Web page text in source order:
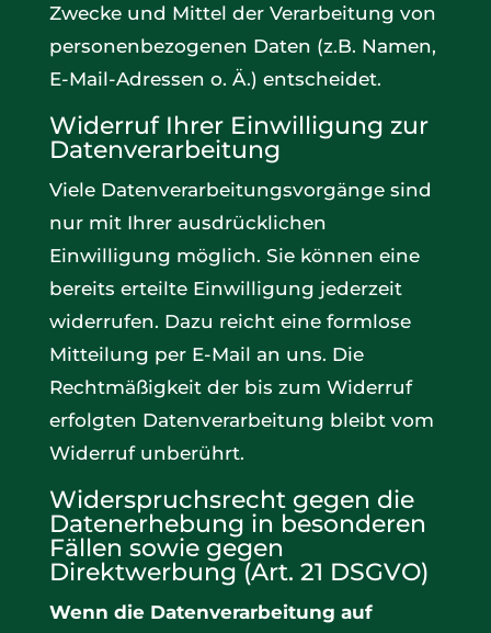
Zwecke und Mittel der Verarbeitung von
personenbezogenen Daten (z.B. Namen,
E-Mail-Adressen o. Ä.) entscheidet.
Widerruf Ihrer Einwilligung zur
Datenverarbeitung
Viele Datenverarbeitungsvorgänge sind
nur mit Ihrer ausdrücklichen
Einwilligung möglich. Sie können eine
bereits erteilte Einwilligung jederzeit
widerrufen. Dazu reicht eine formlose
Mitteilung per E-Mail an uns. Die
Rechtmäßigkeit der bis zum Widerruf
erfolgten Datenverarbeitung bleibt vom
Widerruf unberührt.
Widerspruchsrecht gegen die
Datenerhebung in besonderen
Fällen sowie gegen
Direktwerbung (Art. 21 DSGVO)
Wenn die Datenverarbeitung auf